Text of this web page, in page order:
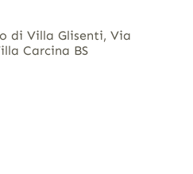
di Villa Glisenti, Via
Carcina BS